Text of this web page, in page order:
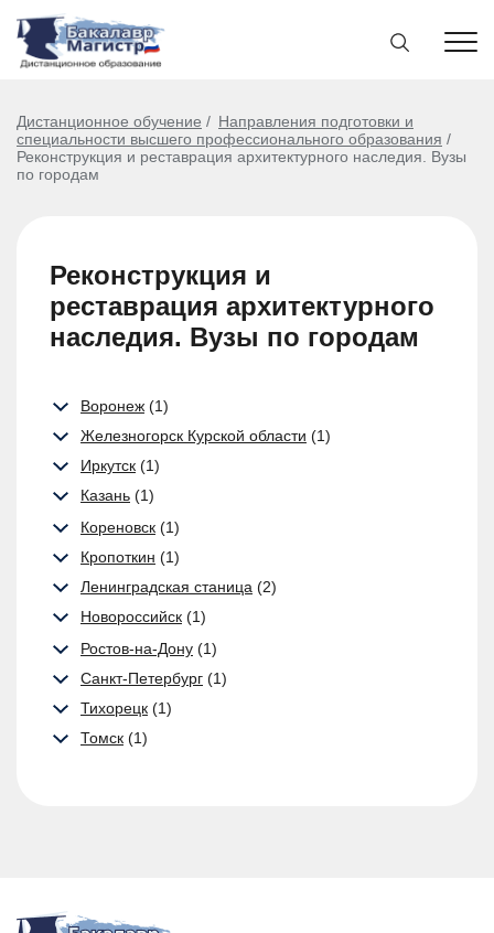
Дистанционное обучение
Направления подготовки и
специальности высшего профессионального образования
Реконструкция и реставрация архитектурного наследия. Вузы
по городам
Реконструкция и
реставрация архитектурного
наследия. Вузы по городам
Воронеж (1)
Железногорск Курской области (1)
Иркутск (1)
Казань (1)
Кореновск (1)
Кропоткин (1)
Ленинградская станица (2)
Новороссийск (1)
Ростов-на-Дону (1)
Санкт-Петербург (1)
Тихорецк (1)
Томск (1)